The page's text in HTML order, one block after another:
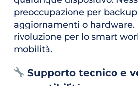
preoccupazione per
aggiornamenti o hardware.
rivoluzione per lo smart
mobilità.
Supporto tecnico e